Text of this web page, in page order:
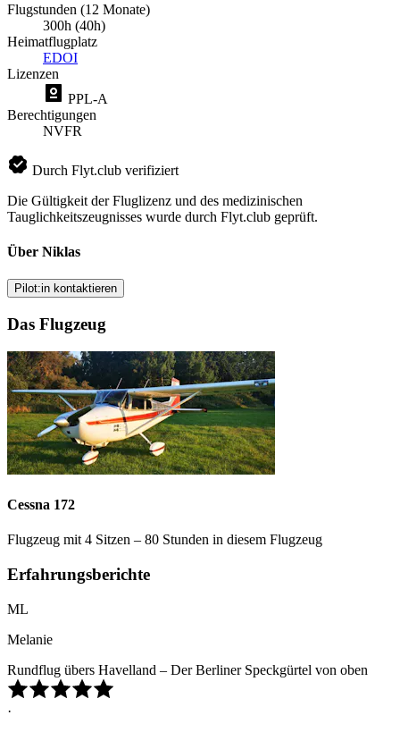
Flugstunden (12 Monate)
300h (40h)
Heimatflugplatz
EDOI
Lizenzen
PPL-A
Berechtigungen
NVFR
Durch Flyt.club verifiziert
Die Gültigkeit der Fluglizenz und des medizinischen
Tauglichkeitszeugnisses wurde durch Flyt.club geprüft.
Über Niklas
Pilot:in kontaktieren
Das Flugzeug
Cessna 172
Flugzeug mit 4 Sitzen – 80 Stunden in diesem Flugzeug
Erfahrungsberichte
ML
Melanie
Rundflug übers Havelland – Der Berliner Speckgürtel von oben
·